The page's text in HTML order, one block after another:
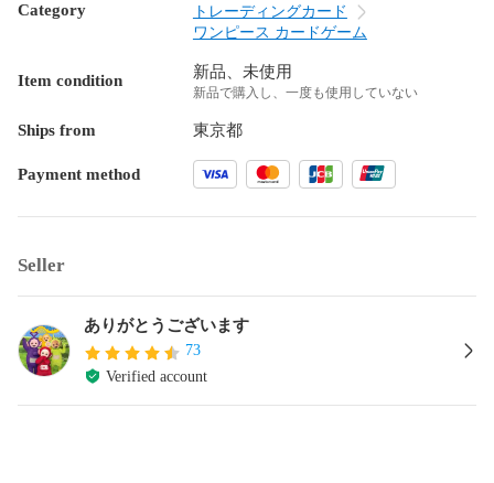
Category
トレーディングカード
ワンピース カードゲーム
Item condition 新品、未使用
新品で購入し、一度も使用していない
Ships from 東京都
Payment method
Seller
ありがとうございます
73
Verified account